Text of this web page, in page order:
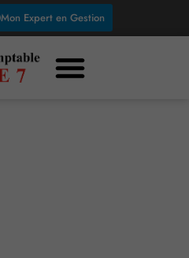
Mon Expert en Gestion